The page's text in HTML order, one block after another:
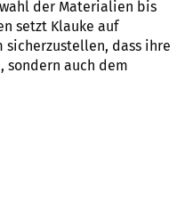
der Materialien bis
setzt Klauke auf
sicherzustellen, dass ihre
sondern auch dem